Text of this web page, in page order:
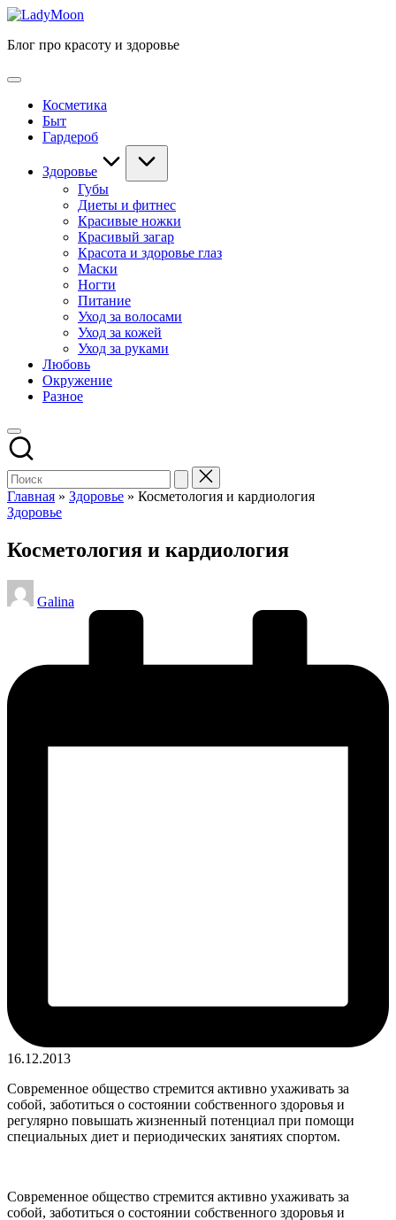
Перейти
содержимому
Блог про красоту и здоровье
Косметика
Быт
Гардероб
Здоровье
Губы
Диеты и фитнес
Красивые ножки
Красивый загар
Красота и здоровье глаз
Маски
Ногти
Питание
Уход за волосами
Уход за кожей
Уход за руками
Любовь
Окружение
Разное
Главная » Здоровье » Косметология и кардиология
Опубликовано
Здоровье
Косметология и кардиология
Запись
от
Galina
16.12.2013
Современное общество стремится активно ухаживать за
собой, заботиться о состоянии собственного здоровья и
регулярно повышать жизненный потенциал при помощи
специальных диет и периодических занятиях спортом.
Современное общество стремится активно ухаживать за
собой, заботиться о состоянии собственного здоровья и